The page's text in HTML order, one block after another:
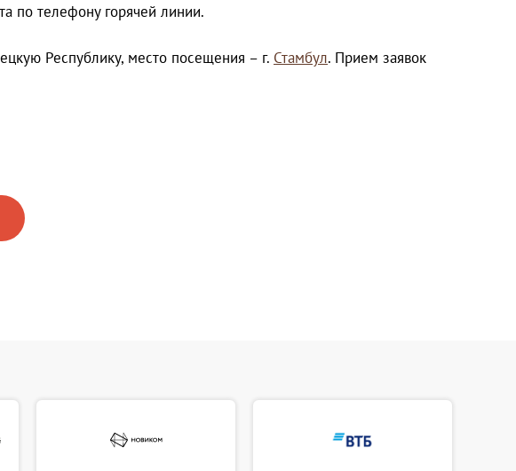
по телефону горячей линии.
Республику, место посещения – г. Стамбул. Прием заявок